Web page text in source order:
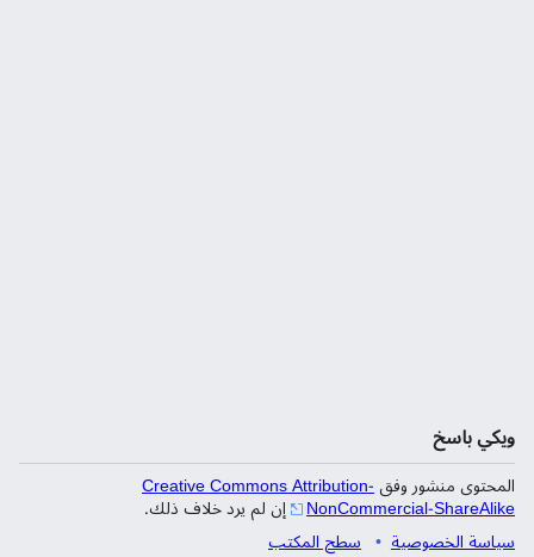
ويكي باسخ
المحتوى منشور وفقCreative Commons Attribution-
NonCommercial-ShareAlike إن لم يرد خلاف ذلك.
سياسة الخصوصية
سطح المكتب